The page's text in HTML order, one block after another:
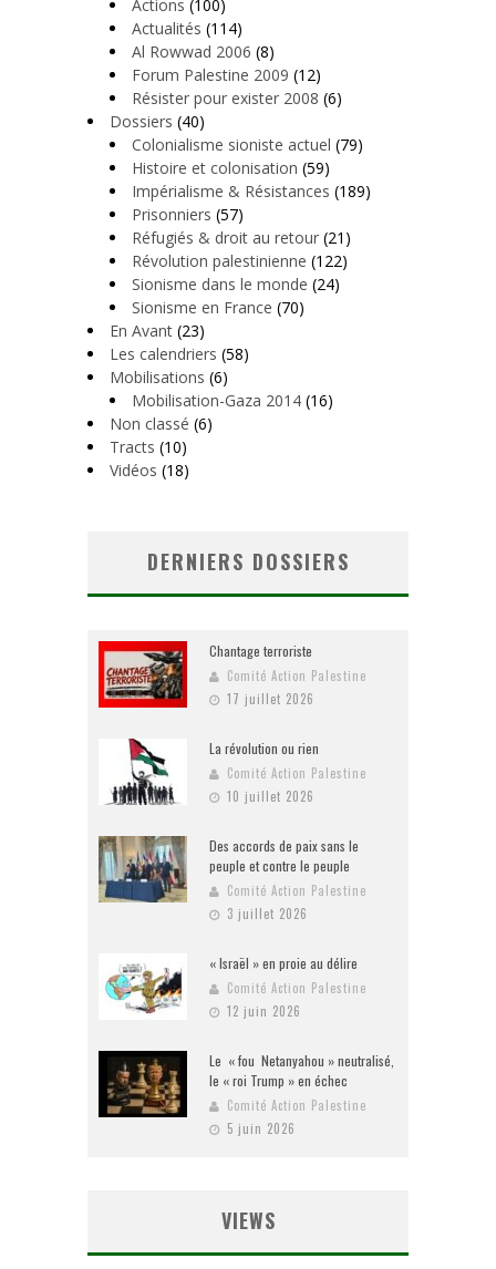
Actions (100)
Actualités (114)
Al Rowwad 2006 (8)
Forum Palestine 2009 (12)
Résister pour exister 2008 (6)
Dossiers (40)
Colonialisme sioniste actuel (79)
Histoire et colonisation (59)
Impérialisme & Résistances (189)
Prisonniers (57)
Réfugiés & droit au retour (21)
Révolution palestinienne (122)
Sionisme dans le monde (24)
Sionisme en France (70)
En Avant (23)
Les calendriers (58)
Mobilisations (6)
Mobilisation-Gaza 2014 (16)
Non classé (6)
Tracts (10)
Vidéos (18)
DERNIERS DOSSIERS
Chantage terroriste
Comité Action Palestine
17 juillet 2026
La révolution ou rien
Comité Action Palestine
10 juillet 2026
Des accords de paix sans le
peuple et contre le peuple
Comité Action Palestine
3 juillet 2026
« Israël » en proie au délire
Comité Action Palestine
12 juin 2026
Le « fou Netanyahou » neutralisé,
le « roi Trump » en échec
Comité Action Palestine
5 juin 2026
VIEWS